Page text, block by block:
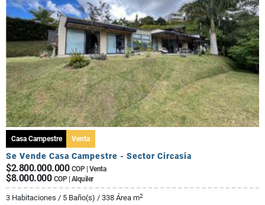
Casa Campestre Venta
Se Vende Casa Campestre - Sector Circasia
$2.800.000.000 COP | Venta
$8.000.000 COP | Alquiler
3 Habitaciones / 5 Baño(s) / 338 Área m2